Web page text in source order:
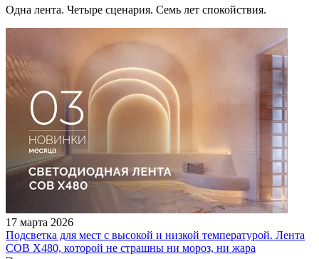
Одна лента. Четыре сценария. Семь лет спокойствия.
17 марта 2026
Подсветка для мест с высокой и низкой температурой. Лента
COB X480, которой не страшны ни мороз, ни жара